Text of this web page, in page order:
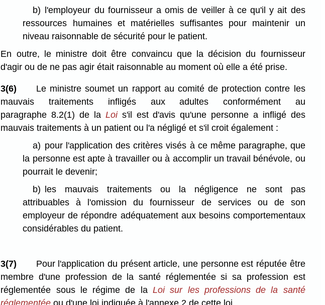
b) l'employeur du fournisseur a omis de veiller à ce qu'il y ait des
ressources humaines et matérielles suffisantes pour maintenir un
niveau raisonnable de sécurité pour le patient.
En outre, le ministre doit être convaincu que la décision du fournisseur
d'agir ou de ne pas agir était raisonnable au moment où elle a été prise.
3(6)
Le ministre soumet un rapport au comité de protection contre les
mauvais traitements infligés aux adultes conformément au
paragraphe 8.2(1) de la Lois'il est d'avis qu'une personne a infligé des
mauvais traitements à un patient ou l'a négligé et s'il croit également :
a) pour l'application des critères visés à ce même paragraphe, que
la personne est apte à travailler ou à accomplir un travail bénévole, ou
pourrait le devenir;
b) les mauvais traitements ou la négligence ne sont pas
attribuables à l'omission du fournisseur de services ou de son
employeur de répondre adéquatement aux besoins comportementaux
considérables du patient.
3(7)
Pour l'application du présent article, une personne est réputée être
membre d'une profession de la santé réglementée si sa profession est
réglementée sous le régime de la Loi sur les professions de la santé
réglementée ou d'une loi indiquée à l'annexe 2 de cette loi.